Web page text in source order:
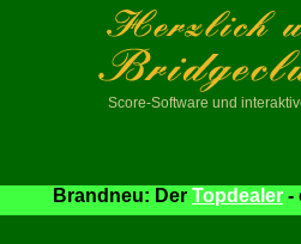
Score-Software und
Brandneu: Der Topdealer -